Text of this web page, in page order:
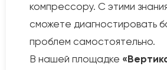
компрессору. С этими
сможете диагностировать
проблем самостоятельно.
В нашей площадке